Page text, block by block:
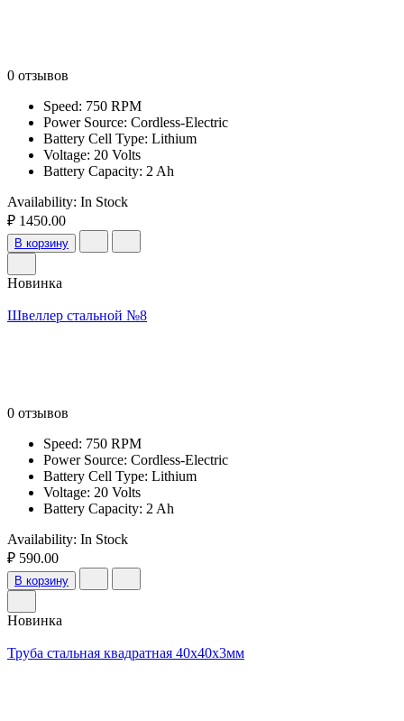
0 отзывов
Speed: 750 RPM
Power Source: Cordless-Electric
Battery Cell Type: Lithium
Voltage: 20 Volts
Battery Capacity: 2 Ah
Availability: In Stock
₽ 1450.00
В корзину
Новинка
Швеллер стальной №8
0 отзывов
Speed: 750 RPM
Power Source: Cordless-Electric
Battery Cell Type: Lithium
Voltage: 20 Volts
Battery Capacity: 2 Ah
Availability: In Stock
₽ 590.00
В корзину
Новинка
Труба стальная квадратная 40х40х3мм